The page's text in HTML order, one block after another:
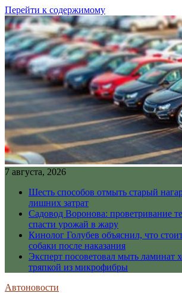
Перейти к содержимому
7 августа, 2026
Шесть способов отмыть старый
лишних затрат
Садовод Воронова: проветривание
спасти урожай в жару
Кинолог Голубев объяснил, что
собаки после наказания
Эксперт посоветовал мыть ламинат
тряпкой из микрофибры
Автоновости